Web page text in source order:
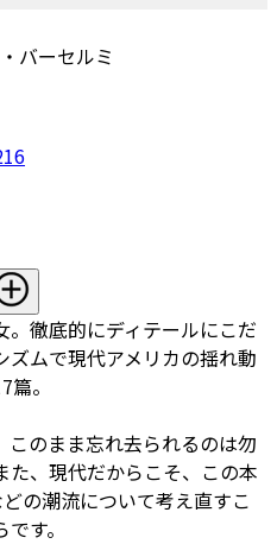
バーセルミ
徹底的にディテールにこだ
ズムで現代アメリカの揺れ動
。
このまま忘れ去られるのは勿
た、現代だからこそ、この本
の潮流について考え直すこ
す。